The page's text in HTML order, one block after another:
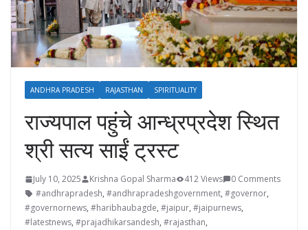
ANDHRA PRADESH RAJASTHAN SPIRITUALITY
राज्यपाल पहुंचे आन्ध्रप्रदेश स्थित
श्री सत्य साईं ट्रस्ट
July 10, 2025 Krishna Gopal Sharma 412 Views
0 Comments
#andhrapradesh, #andhrapradeshgovernment, #governor,
#governornews, #haribhaubagde, #jaipur, #jaipurnews,
#latestnews, #prajadhikarsandesh, #rajasthan,